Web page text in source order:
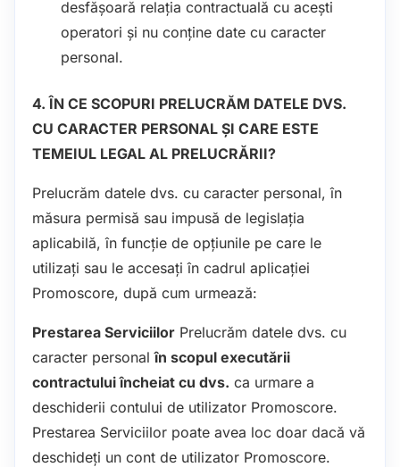
desfășoară relația contractuală cu acești
operatori și nu conține date cu caracter
personal.
4. ÎN CE SCOPURI PRELUCRĂM DATELE DVS.
CU CARACTER PERSONAL ȘI CARE ESTE
TEMEIUL LEGAL AL PRELUCRĂRII?
Prelucrăm datele dvs. cu caracter personal, în
măsura permisă sau impusă de legislația
aplicabilă, în funcție de opțiunile pe care le
utilizați sau le accesați în cadrul aplicației
Promoscore, după cum urmează:
Prestarea Serviciilor Prelucrăm datele dvs. cu
caracter personalîn scopul executării
contractului încheiat cu dvs. ca urmare a
deschiderii contului de utilizator Promoscore.
Prestarea Serviciilor poate avea loc doar dacă vă
deschideți un cont de utilizator Promoscore.